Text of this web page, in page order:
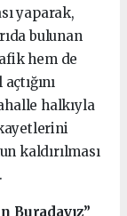
yaparak,
bulunan
hem de
halkıyla
kaldırılması
Buradayız”